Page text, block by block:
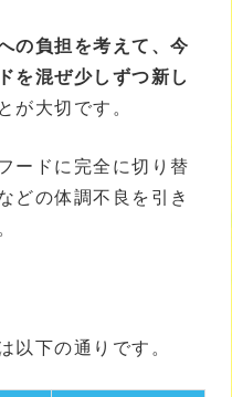
の負担を考えて、今
を混ぜ少しずつ新し
が大切です。
ードに完全に切り替
どの体調不良を引き
下の通りです。